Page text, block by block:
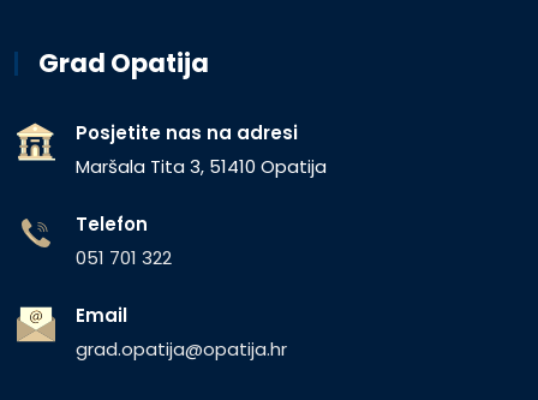
Grad Opatija
Posjetite nas na adresi
Maršala Tita 3, 51410 Opatija
Telefon
051 701 322
Email
grad.opatija@opatija.hr